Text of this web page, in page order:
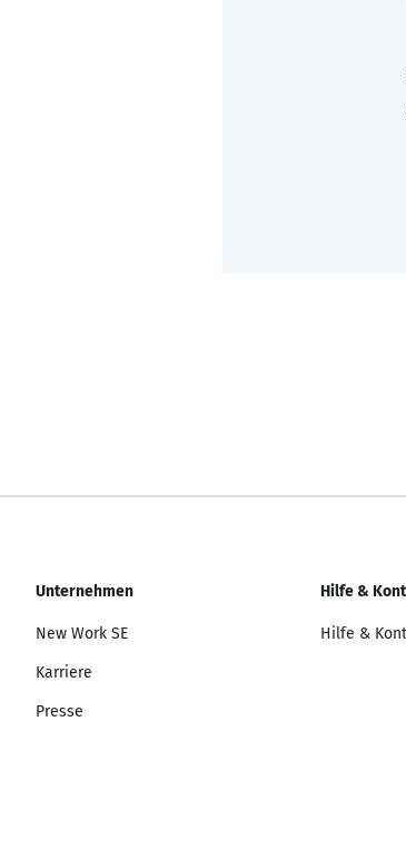
Unternehmen
New Work SE
Karriere
Presse
Hilfe &
Hilfe &